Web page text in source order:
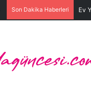
Son Dakika Haberleri Ev